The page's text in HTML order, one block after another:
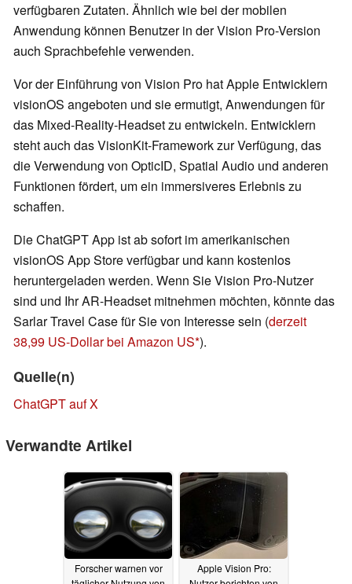
verfügbaren Zutaten. Ähnlich wie bei der mobilen
Anwendung können Benutzer in der Vision Pro-Version
auch Sprachbefehle verwenden.
Vor der Einführung von Vision Pro hat Apple Entwicklern
visionOS angeboten und sie ermutigt, Anwendungen für
das Mixed-Reality-Headset zu entwickeln. Entwicklern
steht auch das VisionKit-Framework zur Verfügung, das
die Verwendung von OpticID, Spatial Audio und anderen
Funktionen fördert, um ein immersiveres Erlebnis zu
schaffen.
Die ChatGPT App ist ab sofort im amerikanischen
visionOS App Store verfügbar und kann kostenlos
heruntergeladen werden. Wenn Sie Vision Pro-Nutzer
sind und Ihr AR-Headset mitnehmen möchten, könnte das
Sarlar Travel Case für Sie von Interesse sein (derzeit
38,99 US-Dollar bei Amazon US ).
Quelle(n)
ChatGPT auf X
Verwandte Artikel
Forscher warnen vor
Apple Vision Pro: